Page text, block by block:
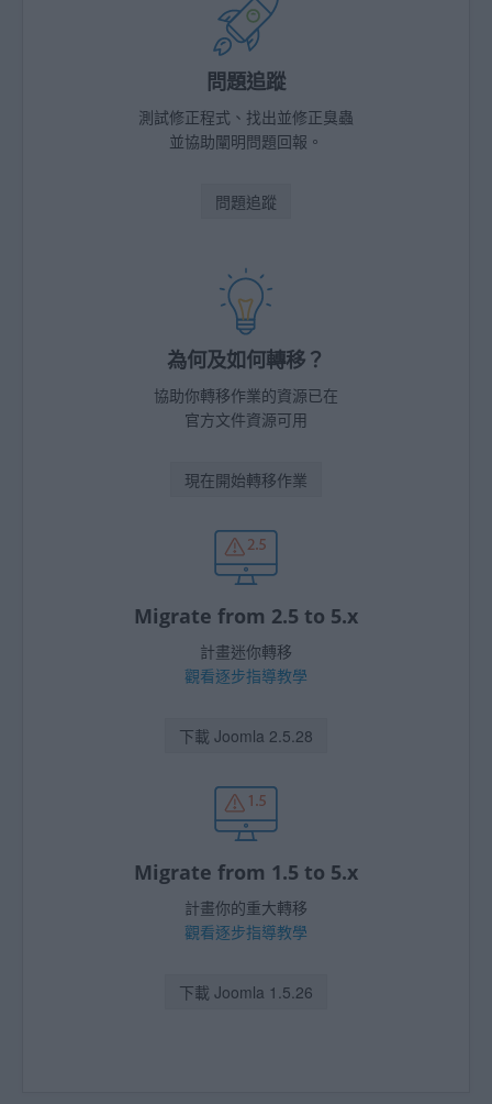
問題追蹤
測試修正程式、找出並修正臭蟲
並協助闡明問題回報。
問題追蹤
為何及如何轉移？
協助你轉移作業的資源已在
官方文件資源可用
現在開始轉移作業
Migrate from 2.5 to 5.x
計畫迷你轉移
觀看逐步指導教學
下載 Joomla 2.5.28
Migrate from 1.5 to 5.x
計畫你的重大轉移
觀看逐步指導教學
下載 Joomla 1.5.26